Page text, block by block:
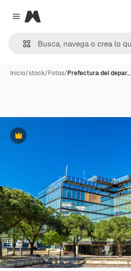
Close menu
Magnific
Inicio/stock/Fotos/Prefectura del depar…
Premium